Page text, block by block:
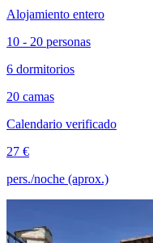
Alojamiento entero
10 - 20 personas
6 dormitorios
20 camas
Calendario verificado
27 €
pers./noche (aprox.)